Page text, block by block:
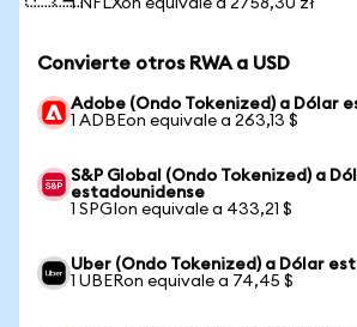
1 NFLXon equivale a 2758,30 zł
Convierte otros RWA a USD
Adobe (Ondo Tokenized) a Dólar
1 ADBEon equivale a 263,13 $
S&P Global (Ondo Tokenized) a
estadounidense
1 SPGIon equivale a 433,21 $
Uber (Ondo Tokenized) a Dólar
1 UBERon equivale a 74,45 $